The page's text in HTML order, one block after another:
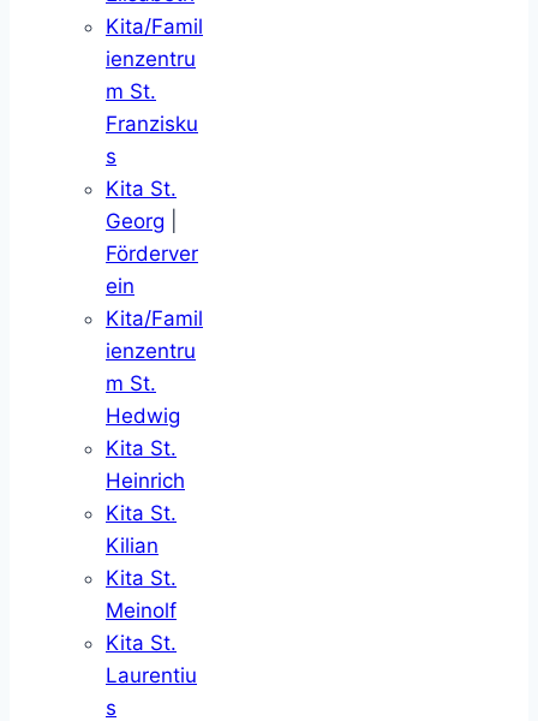
Kita/Famil
ienzentru
m St.
Franzisku
s
Kita St.
Georg
Förderver
ein
Kita/Famil
ienzentru
m St.
Hedwig
Kita St.
Heinrich
Kita St.
Kilian
Kita St.
Meinolf
Kita St.
Laurentiu
s